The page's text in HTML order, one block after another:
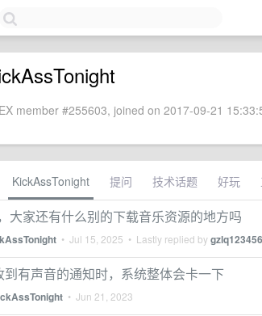
member #255603, joined on 2017-09-21
KickAssTonight 提问 技术话题 好玩
大家还有什么别的下载音乐资源的地方吗
• Jul 15, 2025 • Lastly replied bygzlq123456
到有声音的通知时，系统整体会卡一下
• Jun 21, 2023